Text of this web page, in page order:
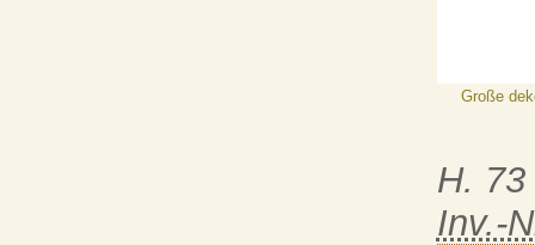
Große
H.
Inv.-